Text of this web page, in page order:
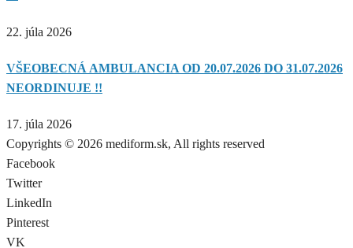
22. júla 2026
VŠEOBECNÁ AMBULANCIA OD 20.07.2026 DO 31.07.2026
NEORDINUJE !!
17. júla 2026
Copyrights © 2026 mediform.sk, All rights reserved​
Facebook
Twitter
LinkedIn
Pinterest
VK